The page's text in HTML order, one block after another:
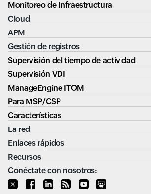
Monitoreo de Infraestructura
Cloud
APM
Gestión de registros
Supervisión del tiempo de actividad
Supervisión VDI
ManageEngine ITOM
Para MSP/CSP
Características
La red
Enlaces rápidos
Recursos
Conéctate con nosotros: